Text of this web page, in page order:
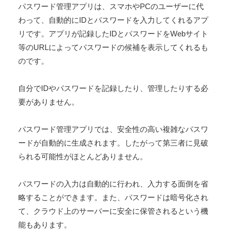
パスワード管理アプリは、スマホやPCのユーザーに代
わって、自動的にIDとパスワードを入力してくれるアプ
リです。アプリが記録したIDとパスワードをWebサイト
等のURLによってパスワードの候補を表示してくれるも
のです。
自分でIDやパスワードを記録したり、管理したりする必
要がありません。
パスワード管理アプリでは、安全性の高い複雑なパスワ
ードが自動的に生成されます。したがって第三者に見破
られる可能性がほとんどありません。
パスワードの入力は自動的に行われ、入力する面倒を省
略することができます。また、パスワードは暗号化され
て、クラウド上のサーバーに安全に保管されるという機
能もあります。